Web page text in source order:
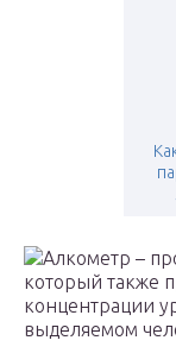
Алкометр –
который также
концентрации
выделяемом